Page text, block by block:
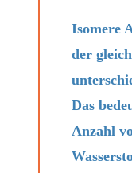
Isomere
der
Das
Anzahl